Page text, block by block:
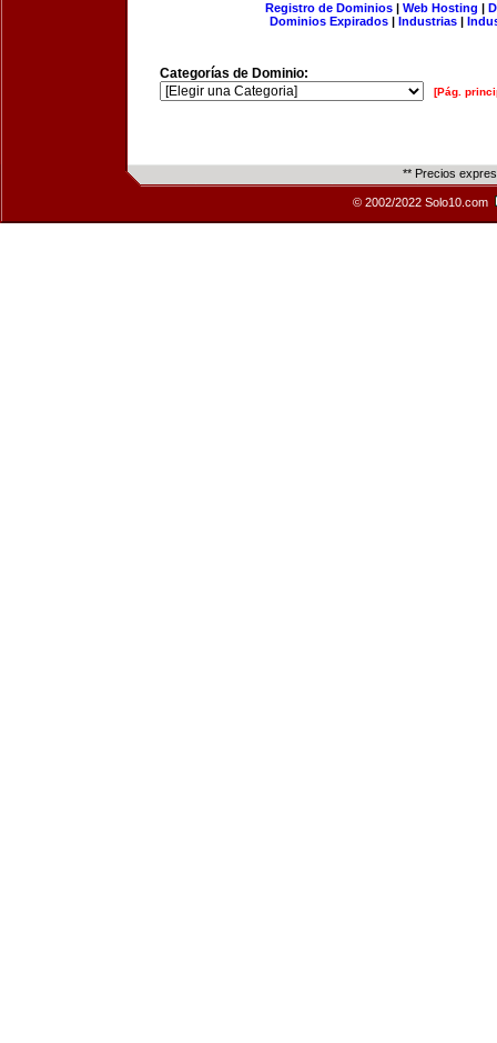
Registro de Dominios| Web Hosting |
Dominios Expirados | Industrias |
Categorías de Dominio:
[Pág.
** Precios
© 2002/2022 Solo10.com